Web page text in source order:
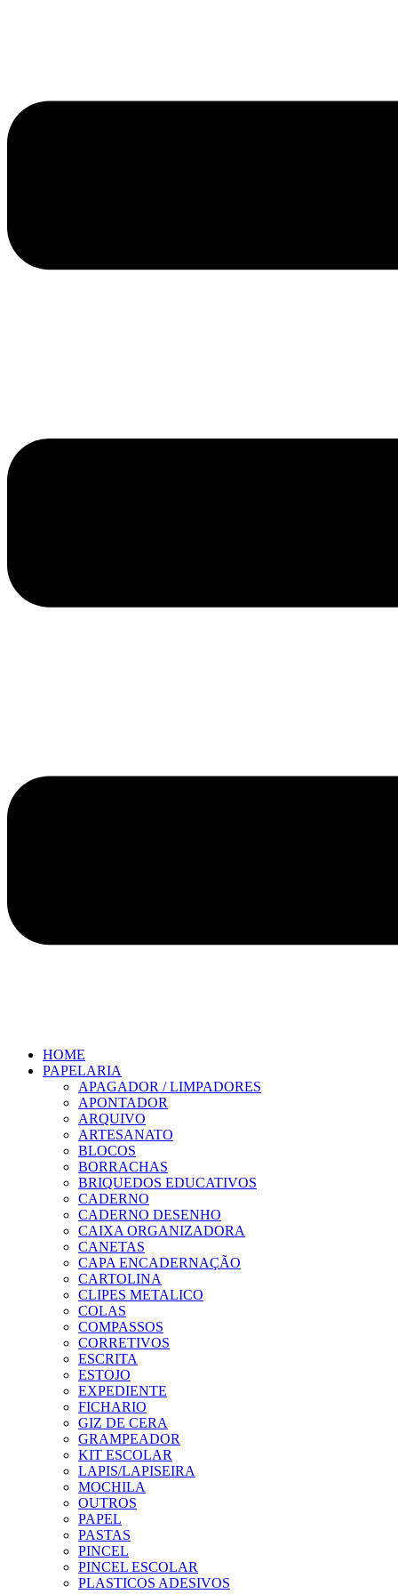
HOME
PAPELARIA
APAGADOR / LIMPADORES
APONTADOR
ARQUIVO
ARTESANATO
BLOCOS
BORRACHAS
BRIQUEDOS EDUCATIVOS
CADERNO
CADERNO DESENHO
CAIXA ORGANIZADORA
CANETAS
CAPA ENCADERNAÇÃO
CARTOLINA
CLIPES METALICO
COLAS
COMPASSOS
CORRETIVOS
ESCRITA
ESTOJO
EXPEDIENTE
FICHARIO
GIZ DE CERA
GRAMPEADOR
KIT ESCOLAR
LAPIS/LAPISEIRA
MOCHILA
OUTROS
PAPEL
PASTAS
PINCEL
PINCEL ESCOLAR
PLASTICOS ADESIVOS